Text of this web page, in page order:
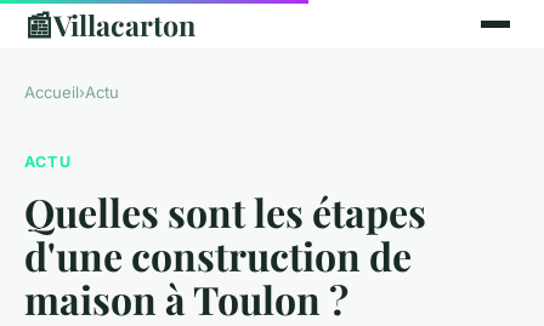
📰Villacarton
Accueil›Actu
ACTU
Quelles sont les étapes
d'une construction de
maison à Toulon ?